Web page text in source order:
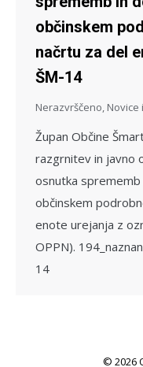
občinskem
načrtu za del
ŠM-14
Nerazvrščeno Novice
Župan Občine
razgrnitev in javno
osnutka
občinskem
enote urejanja z
OPPN).
14
© 2026